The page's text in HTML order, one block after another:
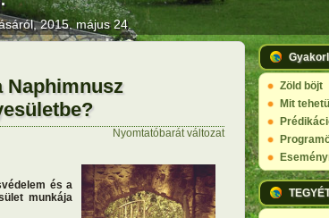
2015. május 24.
Naphimnusz
Nyomtatóbarát változat
és a
munkája
Zöld böjt
Mit